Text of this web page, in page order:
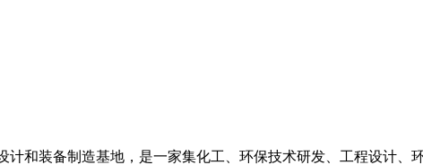
和装备制造基地，是一家集化工、环保技术研发、工程设计、